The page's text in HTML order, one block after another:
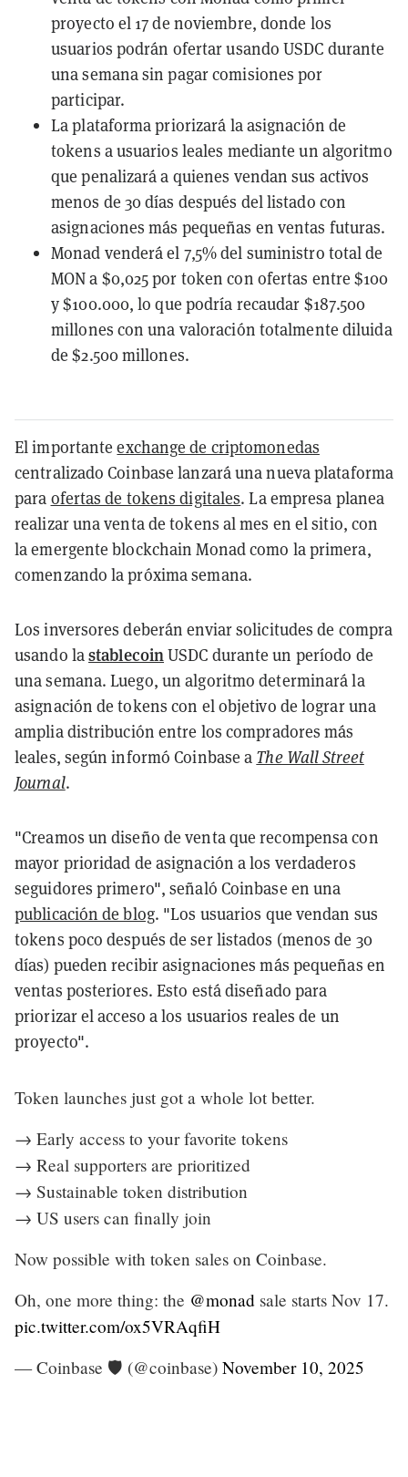
proyecto el 17 de noviembre, donde los
usuarios podrán ofertar usando USDC durante
una semana sin pagar comisiones por
participar.
La plataforma priorizará la asignación de
tokens a usuarios leales mediante un algoritmo
que penalizará a quienes vendan sus activos
menos de 30 días después del listado con
asignaciones más pequeñas en ventas futuras.
Monad venderá el 7,5% del suministro total de
MON a $0,025 por token con ofertas entre $100
y $100.000, lo que podría recaudar $187.500
millones con una valoración totalmente diluida
de $2.500 millones.
El importanteexchange de criptomonedas
centralizado Coinbase lanzará una nueva plataforma
para ofertas de tokens digitales. La empresa planea
realizar una venta de tokens al mes en el sitio, con
la emergente blockchain Monad como la primera,
comenzando la próxima semana.
Los inversores deberán enviar solicitudes de compra
usando lastablecoin USDC durante un período de
una semana. Luego, un algoritmo determinará la
asignación de tokens con el objetivo de lograr una
amplia distribución entre los compradores más
leales, según informó Coinbase a The Wall Street
Journal.
"Creamos un diseño de venta que recompensa con
mayor prioridad de asignación a los verdaderos
seguidores primero", señaló Coinbase en una
publicación de blog. "Los usuarios que vendan sus
tokens poco después de ser listados (menos de 30
días) pueden recibir asignaciones más pequeñas en
ventas posteriores. Esto está diseñado para
priorizar el acceso a los usuarios reales de un
proyecto".
Token launches just got a whole lot better.
→ Early access to your favorite tokens
→ Real supporters are prioritized
→ Sustainable token distribution
→ US users can finally join
Now possible with token sales on Coinbase.
Oh, one more thing: the @monad sale starts Nov 17.
pic.twitter.com/ox5VRAqfiH
— Coinbase 🛡️ (@coinbase) November 10, 2025